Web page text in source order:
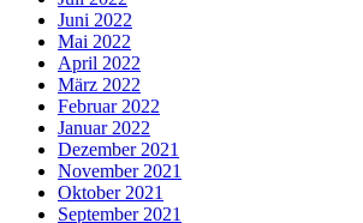
Juni 2022
Mai 2022
April 2022
März 2022
Februar 2022
Januar 2022
Dezember 2021
November 2021
Oktober 2021
September 2021